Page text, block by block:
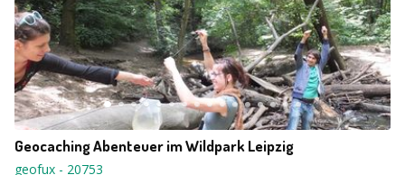
Geocaching Abenteuer im Wildpark Leipzig
geofux - 20753